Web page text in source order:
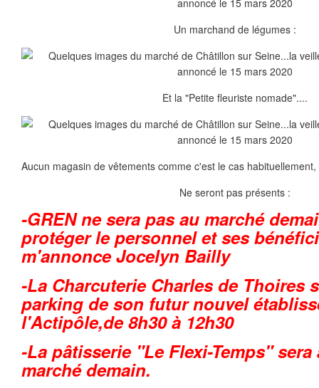
Un marchand de légumes :
Et la "Petite fleuriste nomade"....
Aucun magasin de vêtements comme c'est le cas
Ne seront pas présents :
-GREN ne sera pas au marché
protéger le personnel et ses
m'annonce Jocelyn Bailly
-La Charcuterie Charles de Thoires
parking de son futur nouvel
l'Actipôle,de 8h30 à 12h30
-La pâtisserie "Le Flexi-Temps"
marché demain.